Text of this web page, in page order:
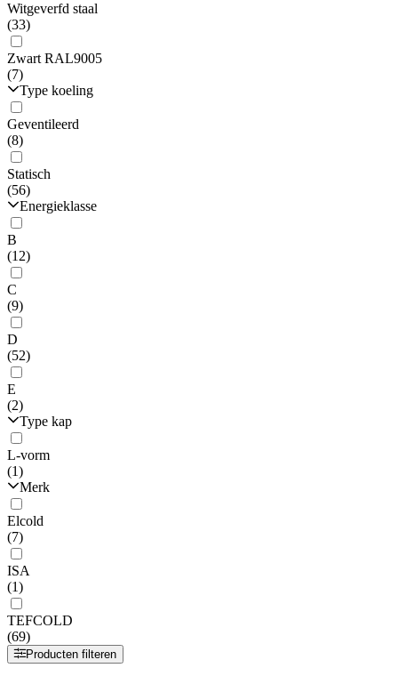
Witgeverfd staal
(33)
Zwart RAL9005
(7)
Type koeling
Geventileerd
(8)
Statisch
(56)
Energieklasse
B
(12)
C
(9)
D
(52)
E
(2)
Type kap
L-vorm
(1)
Merk
Elcold
(7)
ISA
(1)
TEFCOLD
(69)
Producten filteren